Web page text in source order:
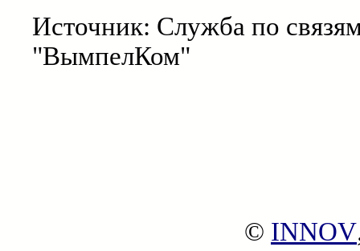
Источник: Служба по
"ВымпелКом"
© INNOV